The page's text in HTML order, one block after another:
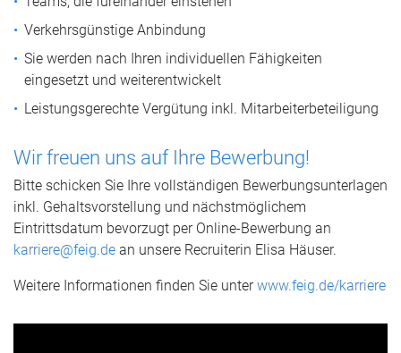
Verkehrsgünstige Anbindung
Sie werden nach Ihren individuellen Fähigkeiten
eingesetzt und weiterentwickelt
Leistungsgerechte Vergütung inkl. Mitarbeiterbeteiligung
Wir freuen uns auf Ihre Bewerbung!
Bitte schicken Sie Ihre vollständigen Bewerbungsunterlagen
inkl. Gehaltsvorstellung und nächstmöglichem
Eintrittsdatum bevorzugt per Online-Bewerbung an
karriere@feig.de an unsere Recruiterin Elisa Häuser.
Weitere Informationen finden Sie unterwww.feig.de/karriere